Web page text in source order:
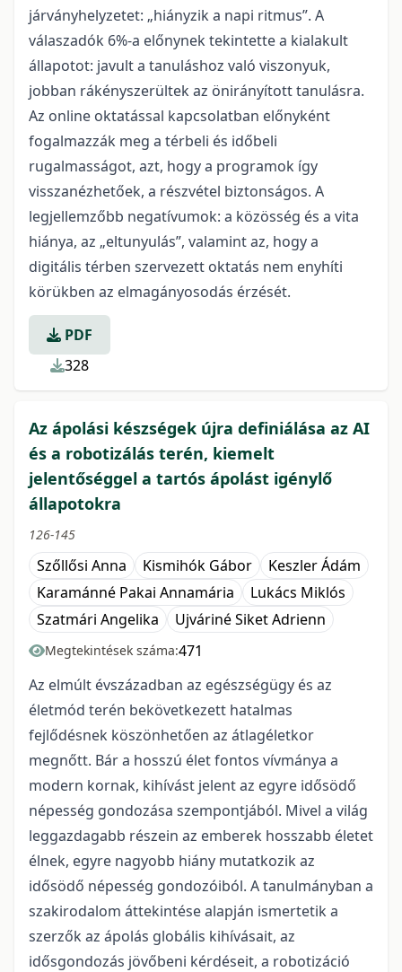
járványhelyzetet: „hiányzik a napi ritmus”. A
válaszadók 6%-a előnynek tekintette a kialakult
állapotot: javult a tanuláshoz való viszonyuk,
jobban rákényszerültek az önirányított tanulásra.
Az online oktatással kapcsolatban előnyként
fogalmazzák meg a térbeli és időbeli
rugalmasságot, azt, hogy a programok így
visszanézhetőek, a részvétel biztonságos. A
legjellemzőbb negatívumok: a közösség és a vita
hiánya, az „eltunyulás”, valamint az, hogy a
digitális térben szervezett oktatás nem enyhíti
körükben az elmagányosodás érzését.
PDF
328
Az ápolási készségek újra definiálása az AI
és a robotizálás terén, kiemelt
jelentőséggel a tartós ápolást igénylő
állapotokra
126-145
Szőllősi Anna Kismihók Gábor
Keszler Ádám
Karamánné Pakai Annamária
Lukács Miklós
Szatmári Angelika
Ujváriné Siket Adrienn
Megtekintések száma:471
Az elmúlt évszázadban az egészségügy és az
életmód terén bekövetkezett hatalmas
fejlődésnek köszönhetően az átlagéletkor
megnőtt. Bár a hosszú élet fontos vívmánya a
modern kornak, kihívást jelent az egyre idősödő
népesség gondozása szempontjából. Mivel a világ
leggazdagabb részein az emberek hosszabb életet
élnek, egyre nagyobb hiány mutatkozik az
idősödő népesség gondozóiból. A tanulmányban a
szakirodalom áttekintése alapján ismertetik a
szerzők az ápolás globális kihívásait, az
idősgondozás jövőbeni kérdéseit, a robotizáció